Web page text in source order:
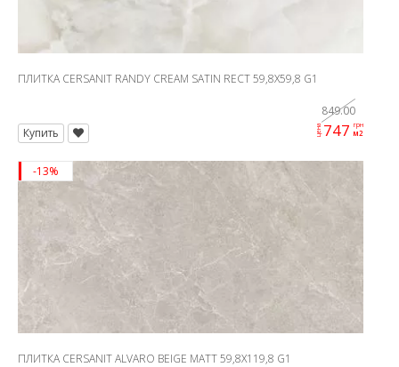
ПЛИТКА CERSANIT RANDY CREAM SATIN RECT 59,8X59,8 G1
849.00
Купить
цена 747 грн
м2
-13%
ПЛИТКА CERSANIT ALVARO BEIGE MATT 59,8X119,8 G1